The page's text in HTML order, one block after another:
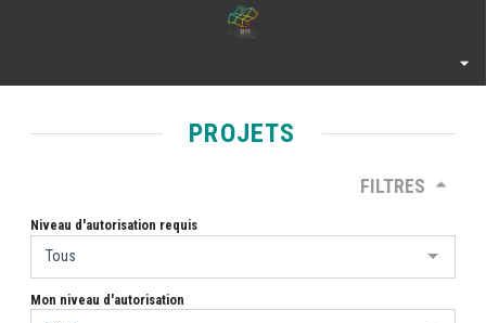
PROJETS
FILTRES
Niveau d'autorisation requis
Tous
Mon niveau d'autorisation